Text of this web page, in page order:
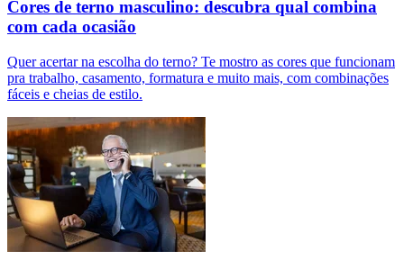
Cores de terno masculino: descubra qual combina
com cada ocasião
Quer acertar na escolha do terno? Te mostro as cores que funcionam
pra trabalho, casamento, formatura e muito mais, com combinações
fáceis e cheias de estilo.